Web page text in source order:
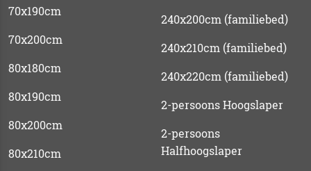
70x190cm
70x200cm
80x180cm
80x190cm
80x200cm
80x210cm
240x200cm (familiebed)
240x210cm (familiebed)
240x220cm (familiebed)
2-persoons Hoogslaper
2-persoons
Halfhoogslaper